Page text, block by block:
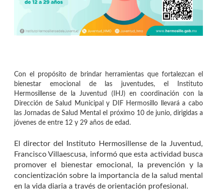
Con el propósito de brindar herramientas que fortalezcan el
bienestar emocional de las juventudes, el Instituto
Hermosillense de la Juventud (IHJ) en coordinación con la
Dirección de Salud Municipal y DIF Hermosillo llevará a cabo
las Jornadas de Salud Mental el próximo 10 de junio, dirigidas a
jóvenes de entre 12 y 29 años de edad.
El director del Instituto Hermosillense de la Juventud,
Francisco Villaescusa, informó que esta actividad busca
promover el bienestar emocional, la prevención y la
concientización sobre la importancia de la salud mental
en la vida diaria a través de orientación profesional.